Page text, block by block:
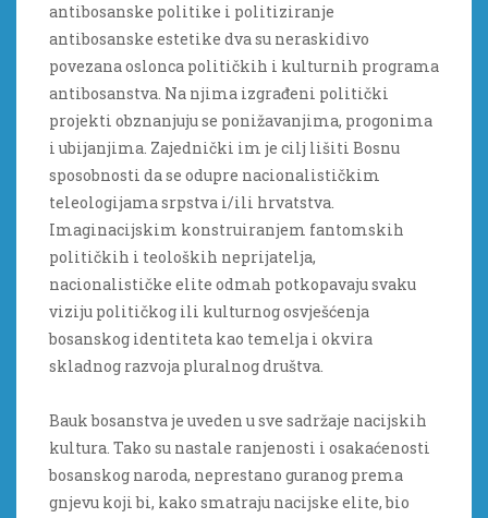
antibosanske politike i politiziranje
antibosanske estetike dva su neraskidivo
povezana oslonca političkih i kulturnih programa
antibosanstva. Na njima izgrađeni politički
projekti obznanjuju se ponižavanjima, progonima
i ubijanjima. Zajednički im je cilj lišiti Bosnu
sposobnosti da se odupre nacionalističkim
teleologijama srpstva i/ili hrvatstva.
Imaginacijskim konstruiranjem fantomskih
političkih i teoloških neprijatelja,
nacionalističke elite odmah potkopavaju svaku
viziju političkog ili kulturnog osvješćenja
bosanskog identiteta kao temelja i okvira
skladnog razvoja pluralnog društva.
Bauk bosanstva je uveden u sve sadržaje nacijskih
kultura. Tako su nastale ranjenosti i osakaćenosti
bosanskog naroda, neprestano guranog prema
gnjevu koji bi, kako smatraju nacijske elite, bio